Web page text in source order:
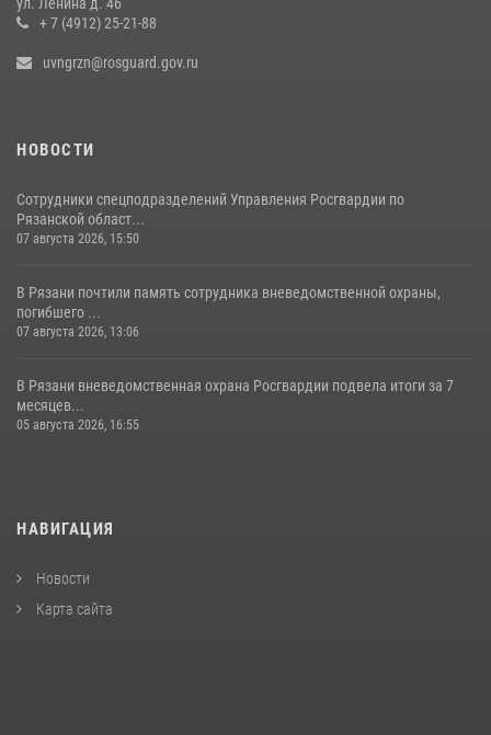
31 июля 2026, 07:45
+ 7 (4912) 25-21-88
uvngrzn@rosguard.gov.ru
НОВОСТИ
Сотрудники спецподразделений Управления Росгвардии по
Рязанской област...
07 августа 2026, 15:50
В Рязани почтили память сотрудника вневедомственной охраны,
погибшего ...
07 августа 2026, 13:06
В Рязани вневедомственная охрана Росгвардии подвела итоги за 7
месяцев...
05 августа 2026, 16:55
НАВИГАЦИЯ
Новости
Карта сайта